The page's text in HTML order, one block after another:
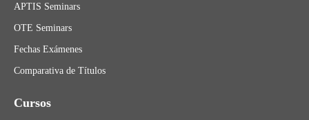
APTIS Seminars
OTE Seminars
Fechas Exámenes
Comparativa de Títulos
Cursos